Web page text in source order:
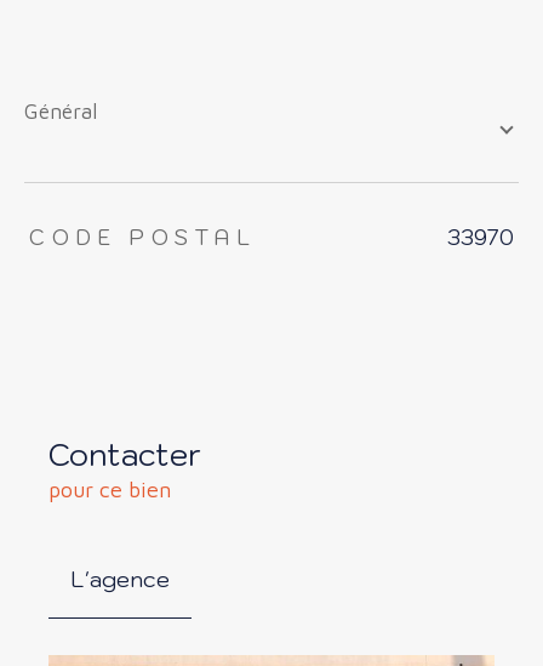
général
TRAD_ZEPHYR_Caracteristique TRAD_ZEPHYR_Valeurs
CODE POSTAL 33970
Contacter
pour ce bien
L'agence